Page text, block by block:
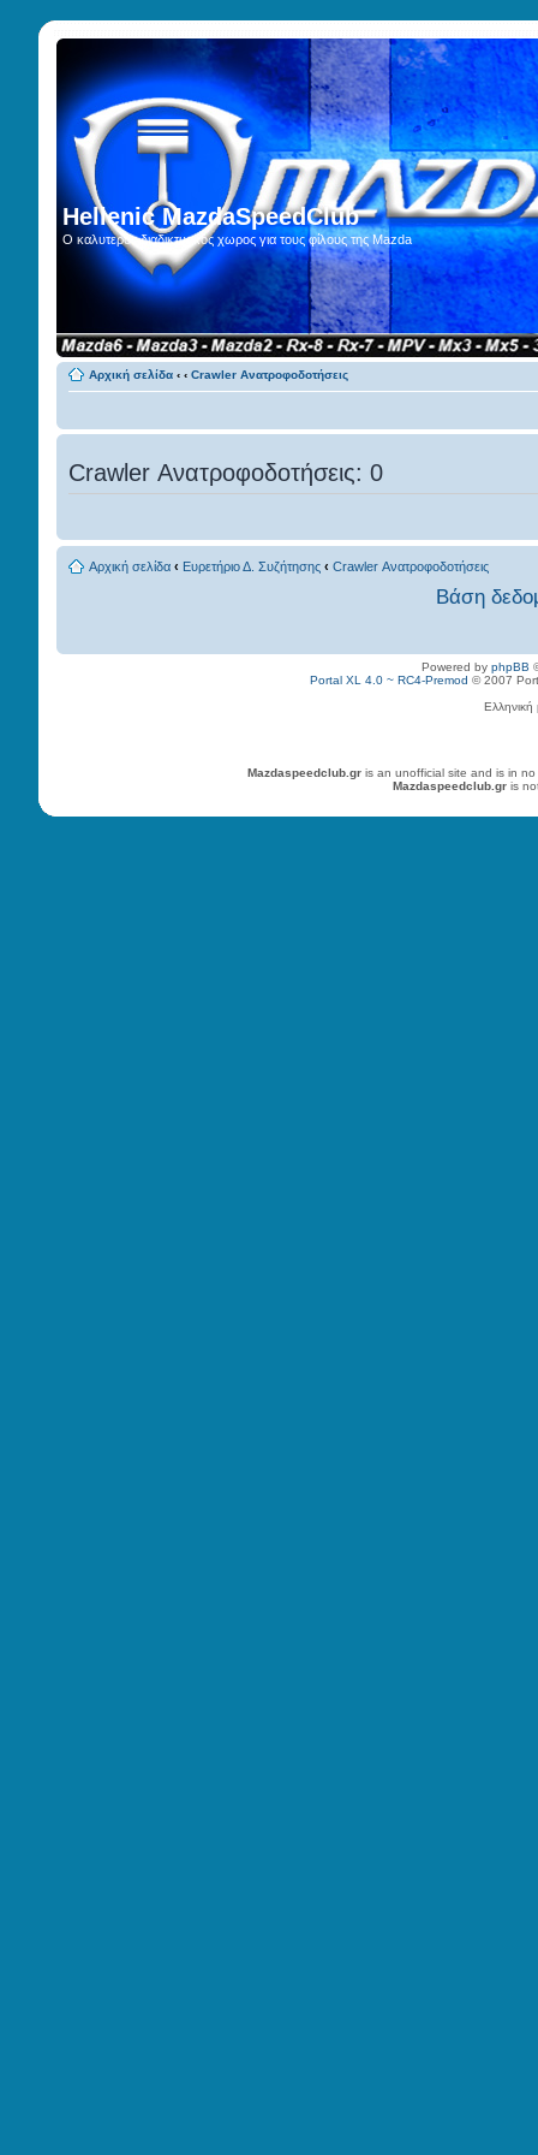
Hellenic MazdaSpeedClub
Ο καλυτερος διαδικτυακος χωρος για τους φίλους της Mazda
Αρχική σελίδα ‹ ‹ Crawler Ανατροφοδοτήσεις
Crawler Ανατροφοδοτήσεις: 0
Αρχική σελίδα ‹ Ευρετήριο Δ. Συζήτησης ‹ Crawler Ανατροφοδοτήσεις
Βάση
Powered by phpBB
Portal XL 4.0 ~ RC4-Premod © 2007
Mazdaspeedclub.gr is an unofficial site and is in
Mazdaspeedclub.gr is